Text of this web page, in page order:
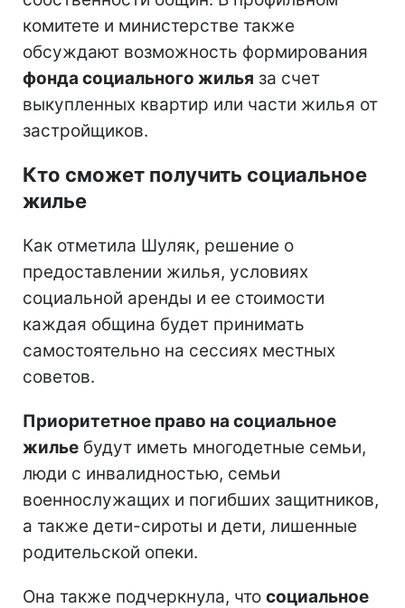
комитете и министерстве также
обсуждают возможность формирования
фонда социального жилья за счет
выкупленных квартир или части жилья от
застройщиков.
Кто сможет получить социальное
жилье
Как отметила Шуляк, решение о
предоставлении жилья, условиях
социальной аренды и ее стоимости
каждая община будет принимать
самостоятельно на сессиях местных
советов.
Приоритетное право на социальное
жилье будут иметь многодетные семьи,
люди с инвалидностью, семьи
военнослужащих и погибших защитников,
а также дети-сироты и дети, лишенные
родительской опеки.
Она также подчеркнула, что социальное